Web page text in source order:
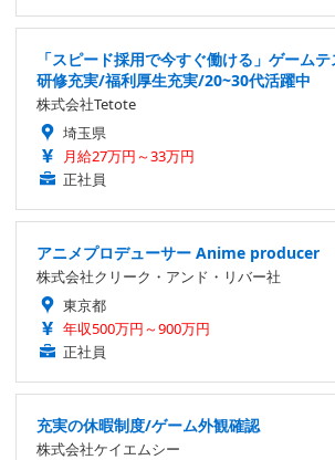
「スピード採用で今すぐ働ける」ゲーム
研修充実/福利厚生充実/20~30代活躍中
株式会社Tetote
埼玉県
月給27万円～33万円
正社員
アニメプロデューサー Anime producer
株式会社クリーク・アンド・リバー社
東京都
年収500万円～900万円
正社員
充実の休暇制度/ゲーム外観確認
株式会社ケイエムシー